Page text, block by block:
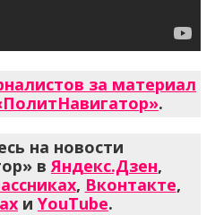
за материал
.
на новости
вЯндекс.Дзен,
, Вконтакте,
и YouTube.